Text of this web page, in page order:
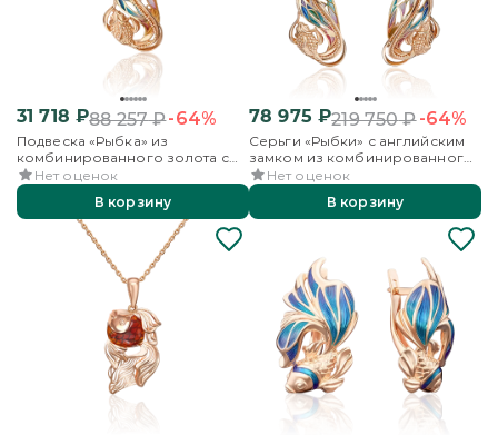
31 718 ₽88 257₽-64%
Подвеска «Рыбка» из
комбинированного золота с
эмалью
Нет оценок
В корзину
78 975 ₽219 750₽-64%
Серьги «Рыбки» с английским
замком из комбинированного
золота с эмалью
Нет оценок
В корзину